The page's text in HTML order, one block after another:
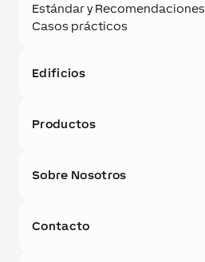
Estándar y Recomendaciones
Casos prácticos
Edificios
Productos
Sobre Nosotros
Contacto